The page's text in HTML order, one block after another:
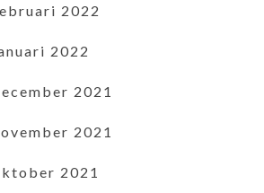
2022
2022
2021
2021
2021